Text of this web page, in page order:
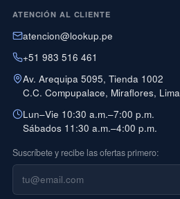
ATENCIÓN AL CLIENTE
atencion@lookup.pe
+51 983 516 461
Av. Arequipa 5095, Tienda 1002
C.C. Compupalace, Miraflores, Lima
Lun–Vie 10:30 a.m.–7:00 p.m.
Sábados 11:30 a.m.–4:00 p.m.
Suscríbete y recibe las ofertas primero: